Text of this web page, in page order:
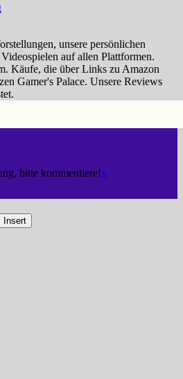
unsere persönlichen
auf allen Plattformen.
Käufe, die über Links zu Amazon
Gamer's Palace. Unsere Reviews
bitte kommentiere!x
Insert